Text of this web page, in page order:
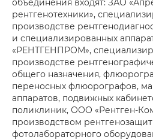
рентгенотехники»,
производстве
и специализированных
«РЕНТГЕНПРОМ»,
производстве
общего назначения,
переносных флюорографов,
аппаратов, подвижных
поликлиник, ООО «Рентген-
производством
фотолабораторного